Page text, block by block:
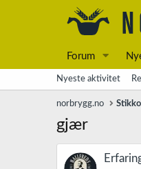
Forum
Nyeste aktivitet
norbrygg.no
gjær